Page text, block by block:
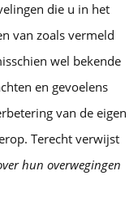
die u in het
van zoals vermeld
wel bekende
en gevoelens
van de eigen
Terecht verwijst
hun overwegingen